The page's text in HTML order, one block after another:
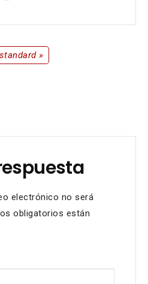
»
electrónico no será
obligatorios están